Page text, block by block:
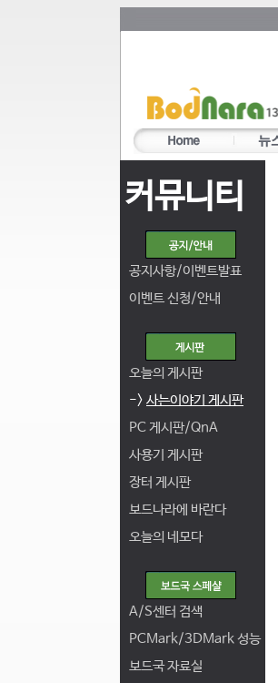
커뮤니티
공지사항/이벤트발표
이벤트 신청/안내
오늘의 게시판
-> 사는이야기 게시판
PC 게시판/QnA
사용기 게시판
장터 게시판
보드나라에 바란다
오늘의 네모다
A/S센터 검색
PCMark/3DMark 성능
보드국 자료실